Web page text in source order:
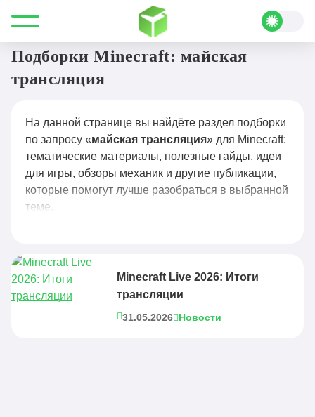
Все для Minecraft майская трансляция
Подборки Minecraft: майская
трансляция
На данной странице вы найдёте раздел подборки
по запросу «майская трансляция» для Minecraft:
тематические материалы, полезные гайды, идеи
для игры, обзоры механик и другие публикации,
которые помогут лучше разобраться в выбранной
теме.
Minecraft Live 2026: Итоги
трансляции
31.05.2026 Новости